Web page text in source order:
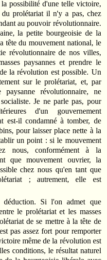
possibilité d'une telle victoire,
prolétariat il n'y a pas, chez
au pouvoir révolutionnaire.
la petite bourgeoisie de la
tête du mouvement national, le
révolutionnaire de nos villes,
paysannes et prendre le
la révolution est possible. Un
sur le prolétariat, et, par
révolutionnaire, ne
Je ne parle pas, pour
d'un gouvernement
est‑il condamné à tomber, de
pour laisser place nette à la
un point : si le mouvement
nous, conformément à la
que mouvement ouvrier, la
chez nous qu'en tant que
; autrement, elle est
déduction. Si l'on admet que
le prolétariat et les masses
de se mettre à la tête de
pas assez fort pour remporter
même de la révolution est
conditions, le résultat naturel